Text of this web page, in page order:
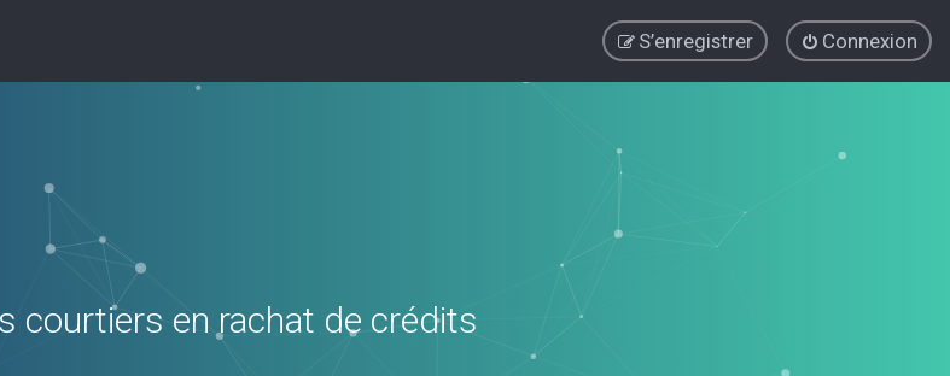
Connexion
S’enregistrer
courtiers en rachat de crédits